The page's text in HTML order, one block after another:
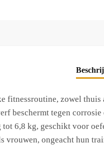
zowel
beschermt tegen
6,8 kg, geschikt voor
ongeacht hun